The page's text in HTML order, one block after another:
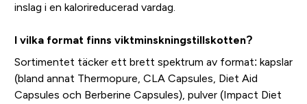
inslag i en kalorireducerad vardag.
I vilka format finns viktminskningstillskotten?
Sortimentet täcker ett brett spektrum av format: kapslar
(bland annat Thermopure, CLA Capsules, Diet Aid
Capsules och Berberine Capsules), pulver (Impact Diet